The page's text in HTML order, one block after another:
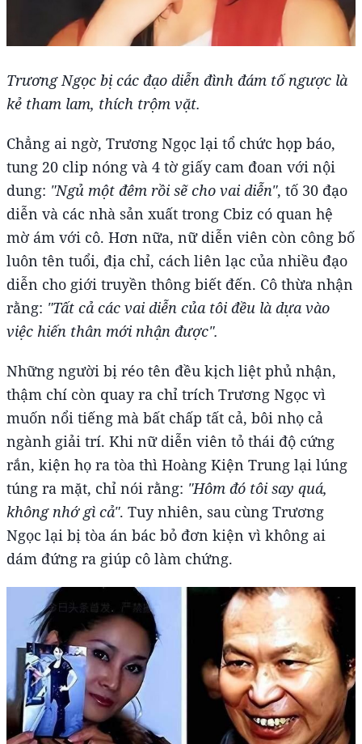
Trương Ngọc bị các đạo diễn đình đám tố ngược là
kẻ tham lam, thích trộm vặt.
Chẳng ai ngờ, Trương Ngọc lại tổ chức họp báo,
tung 20 clip nóng và 4 tờ giấy cam đoan với nội
dung: "Ngủ một đêm rồi sẽ cho vai diễn", tố 30 đạo
diễn và các nhà sản xuất trong Cbiz có quan hệ
mờ ám với cô. Hơn nữa, nữ diễn viên còn công bố
luôn tên tuổi, địa chỉ, cách liên lạc của nhiều đạo
diễn cho giới truyền thông biết đến. Cô thừa nhận
rằng: "Tất cả các vai diễn của tôi đều là dựa vào
việc hiến thân mới nhận được".
Những người bị réo tên đều kịch liệt phủ nhận,
thậm chí còn quay ra chỉ trích Trương Ngọc vì
muốn nổi tiếng mà bất chấp tất cả, bôi nhọ cả
ngành giải trí. Khi nữ diễn viên tỏ thái độ cứng
rắn, kiện họ ra tòa thì Hoàng Kiện Trung lại lúng
túng ra mặt, chỉ nói rằng: "Hôm đó tôi say quá,
không nhớ gì cả". Tuy nhiên, sau cùng Trương
Ngọc lại bị tòa án bác bỏ đơn kiện vì không ai
dám đứng ra giúp cô làm chứng.